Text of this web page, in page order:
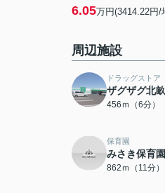
6.05万円(3414.22円/
周辺施設
ドラッグストア
ザグザグ北
456ｍ（6分）
保育園
みさき保育園
862ｍ（11分）